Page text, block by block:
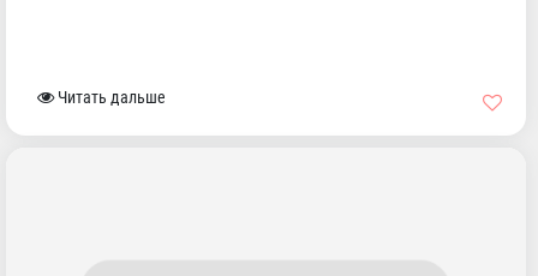
Читать дальше